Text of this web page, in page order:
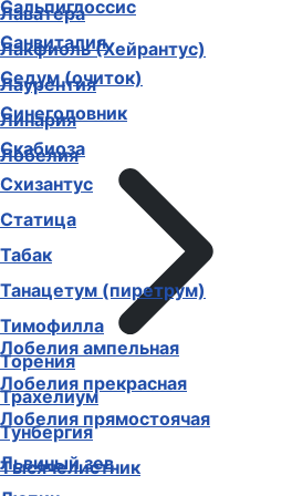
Лаватера
Лакфиоль (Хейрантус)
Лаурентия
Линария
Лобелия
Лобелия ампельная
Лобелия прекрасная
Лобелия прямостоячая
Львиный зев
Сальпиглоссис
Санвиталия
Седум (очиток)
Синеголовник
Скабиоза
Схизантус
Статица
Табак
Танацетум (пиретрум)
Тимофилла
Торения
Трахелиум
Тунбергия
Тысячелистник